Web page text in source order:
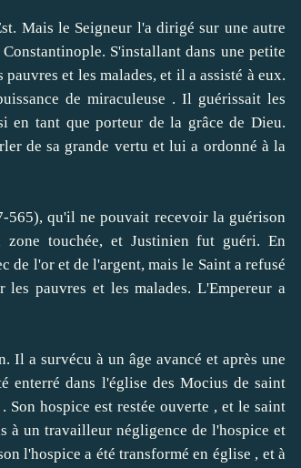
Mais le Seigneur l'a dirigé sur une autre
S'installant dans une petite
et les malades, et il a assisté à eux.
de miraculeuse . Il guérissait les
en tant que porteur de la grâce de Dieu.
de sa grande vertu et lui a ordonné à la
qu'il ne pouvait recevoir la guérison
touchée, et Justinien fut guéri. En
de l'or et de l'argent, mais le Saint a refusé
pauvres et les malades. L'Empereur a
Il a survécu à un âge avancé et après une
enterré dans l'église des Mocius de saint
Son hospice est restée ouverte , et le saint
à un travailleur négligence de l'hospice et
l'hospice a été transformé en église , et à